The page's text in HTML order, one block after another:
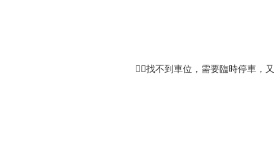
👉🏻找不到車位，需要臨時停車